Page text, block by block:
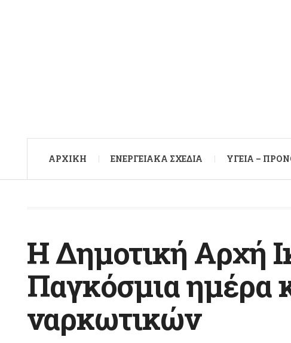
ΑΡXΙΚΉ ΕΝΕΡΓΕΙΑΚΆ ΣΧΈΔΙΑ ΥΓΕΊΑ –
Η Δημοτική Αρχή
Παγκόσμια ημέρα
ναρκωτικών